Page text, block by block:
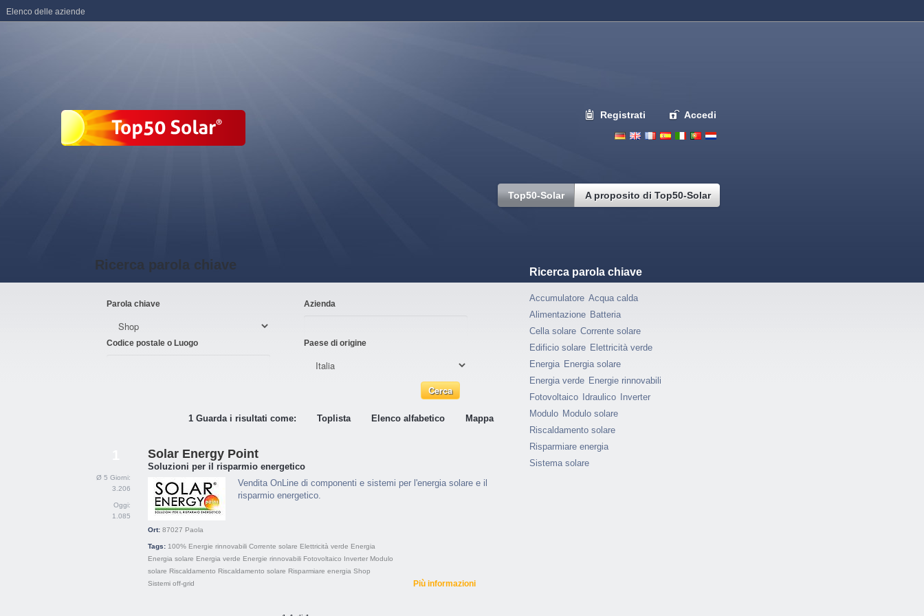
Registrati Accedi
Top50-Solar A proposito di Top50-Solar
Ricerca parola chiave
Parola chiave Azienda
Codice postale o Luogo Paese di origine
1 Guarda i risultati come: Toplista Elenco alfabetico Mappa
Ø 5 Giorni:
3.206
Oggi:
1.085
Solar Energy Point
Soluzioni per il risparmio energetico
Vendita OnLine di componenti e sistemi per l'energia solare e il
risparmio energetico.
Ort: 87027 Paola
Tags: 100% Energie rinnovabili Corrente solare Elettricità verde Energia
Energia solare Energia verde Energie rinnovabili Fotovoltaico Inverter Modulo
solare Riscaldamento Riscaldamento solare Risparmiare energia Shop
Sistemi off-grid
Più informazioni
Ricerca parola chiave
Accumulatore Acqua calda
Alimentazione Batteria
Cella solare Corrente solare
Edificio solare Elettricità verde
Energia Energia solare
Energia verde Energie rinnovabili
Fotovoltaico
Idraulico
Inverter
Modulo Modulo solare
Riscaldamento solare
Risparmiare energia
Sistema solare
Elenco delle aziende